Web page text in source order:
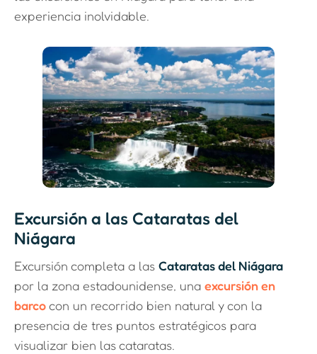
experiencia inolvidable.
Excursión a las Cataratas del
Niágara
Excursión completa a las Cataratas del Niágara
por la zona estadounidense, una excursión en
barcocon un recorrido bien natural y con la
presencia de tres puntos estratégicos para
visualizar bien las cataratas.